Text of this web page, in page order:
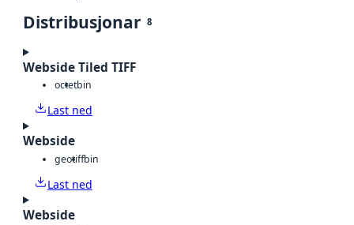
Distribusjonar 8
Webside Tiled TIFF
octetbin
Last ned
Webside
geotiffbin
Last ned
Webside